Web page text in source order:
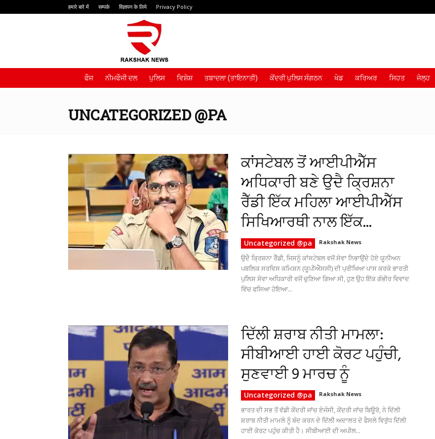
हमारे बारे में सम्पर्क विज्ञापन के लिये Privacy Policy
ਫੌਜ ਨੀਮਫੌਜੀ ਦਲ ਪੁਲਿਸ ਵਿਸ਼ੇਸ਼ ਤਬਾਦਲਾ (ਤਾਇਨਾਤੀ) ਕੇਂਦਰੀ ਪੁਲਿਸ ਸੰਗਠਨ ਖੇਡ ਕਰਿਅਰ ਸਿਹਤ ਜੇਲ੍ਹ
UNCATEGORIZED @PA
ਕਾਂਸਟੇਬਲ ਤੋਂ ਆਈਪੀਐੱਸ
ਅਧਿਕਾਰੀ ਬਣੇ ਉਦੈ ਕ੍ਰਿਸ਼ਨਾ
ਰੈੱਡੀ ਇੱਕ ਮਹਿਲਾ ਆਈਪੀਐੱਸ
ਸਿਖਿਆਰਥੀ ਨਾਲ ਇੱਕ...
Uncategorized @pa Rakshak News
ਉਦੈ ਕ੍ਰਿਸ਼ਨਾ ਰੈੱਡੀ, ਜਿਸਨੂੰ ਕਾਂਸਟੇਬਲ ਵਜੋਂ ਸੇਵਾ ਨਿਭਾਉਂਦੇ ਹੋਏ ਯੂਨੀਅਨ
ਪਬਲਿਕ ਸਰਵਿਸ ਕਮਿਸ਼ਨ (ਯੂਪੀਐੱਸਸੀ) ਦੀ ਪ੍ਰੀਖਿਆ ਪਾਸ ਕਰਕੇ ਭਾਰਤੀ
ਪੁਲਿਸ ਸੇਵਾ ਅਧਿਕਾਰੀ ਵਜੋਂ ਚੁਣਿਆ ਗਿਆ ਸੀ, ਹੁਣ ਉਹ ਇੱਕ ਗੰਭੀਰ ਵਿਵਾਦ
ਵਿੱਚ ਫਸਿਆ ਹੋਇਆ...
ਦਿੱਲੀ ਸ਼ਰਾਬ ਨੀਤੀ ਮਾਮਲਾ:
ਸੀਬੀਆਈ ਹਾਈ ਕੋਰਟ ਪਹੁੰਚੀ,
ਸੁਣਵਾਈ 9 ਮਾਰਚ ਨੂੰ
Uncategorized @pa Rakshak News
ਭਾਰਤ ਦੀ ਸਭ ਤੋਂ ਵੱਡੀ ਕੇਂਦਰੀ ਜਾਂਚ ਏਜੰਸੀ, ਕੇਂਦਰੀ ਜਾਂਚ ਬਿਊਰੋ, ਨੇ ਦਿੱਲੀ
ਸ਼ਰਾਬ ਨੀਤੀ ਮਾਮਲੇ ਨੂੰ ਬੰਦ ਕਰਨ ਦੇ ਦਿੱਲੀ ਅਦਾਲਤ ਦੇ ਫੈਸਲੇ ਵਿਰੁੱਧ ਦਿੱਲੀ
ਹਾਈ ਕੋਰਟ ਪਹੁੰਚ ਕੀਤੀ ਹੈ। ਸੀਬੀਆਈ ਦੀ ਅਪੀਲ...